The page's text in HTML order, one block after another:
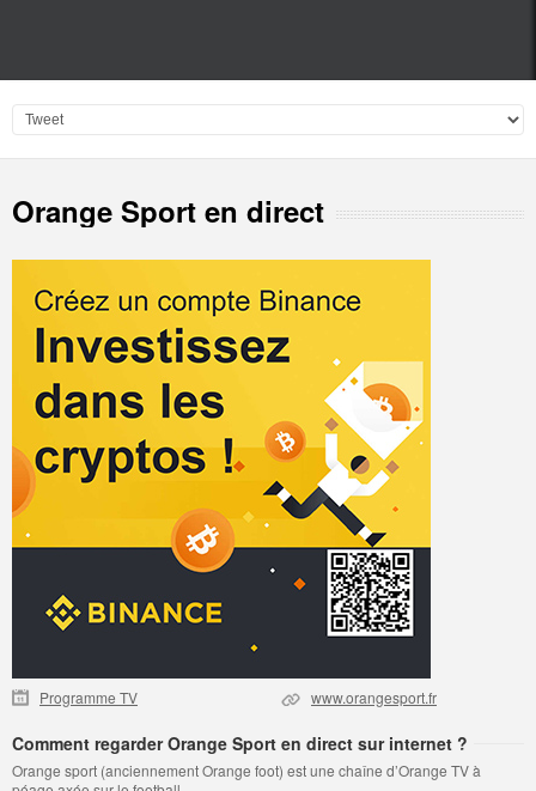
Orange Sport en direct
Programme TV www.orangesport.fr
Comment regarder Orange Sport en direct sur internet ?
Orange sport (anciennement Orange foot) est une chaîne d’Orange TV à